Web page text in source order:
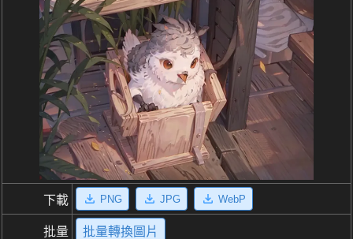
下載 PNG JPG WebP
批量 批量轉換圖片